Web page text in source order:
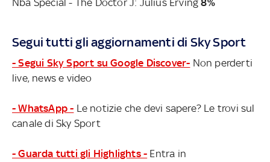
Segui tutti gli aggiornamenti di Sky Sport
- Segui Sky Sport su Google Discover- Non perderti
live, news e video
- WhatsApp - Le notizie che devi sapere? Le trovi sul
canale di Sky Sport
- Guarda tutti gli Highlights - Entra in